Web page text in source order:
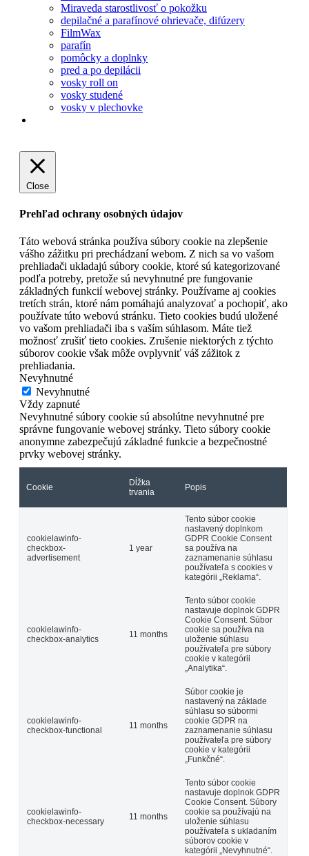
Miraveda starostlivosť o pokožku
depilačné a parafínové ohrievače, difúzery
FilmWax
parafín
pomôcky a doplnky
pred a po depilácii
vosky roll on
vosky studené
vosky v plechovke
Close
Prehľad ochrany osobných údajov
Táto webová stránka používa súbory cookie na zlepšenie
vášho zážitku pri prechádzaní webom. Z nich sa vo vašom
prehliadači ukladajú súbory cookie, ktoré sú kategorizované
podľa potreby, pretože sú nevyhnutné pre fungovanie
základných funkcií webovej stránky. Používame aj cookies
tretích strán, ktoré nám pomáhajú analyzovať a pochopiť, ako
používate túto webovú stránku. Tieto cookies budú uložené
vo vašom prehliadači iba s vaším súhlasom. Máte tiež
možnosť zrušiť tieto cookies. Zrušenie niektorých z týchto
súborov cookie však môže ovplyvniť váš zážitok z
prehliadania.
Nevyhnutné
Nevyhnutné
Vždy zapnuté
Nevyhnutné súbory cookie sú absolútne nevyhnutné pre
správne fungovanie webovej stránky. Tieto súbory cookie
anonymne zabezpečujú základné funkcie a bezpečnostné
prvky webovej stránky.
Cookie
Dĺžka
trvania
Popis
cookielawinfo-
checkbox-
advertisement
1 year
Tento súbor cookie
nastavený doplnkom
GDPR Cookie Consent
sa používa na
zaznamenanie súhlasu
používateľa s cookies v
kategórii „Reklama“.
cookielawinfo-
checkbox-analytics
11 months
Tento súbor cookie
nastavuje doplnok GDPR
Cookie Consent. Súbor
cookie sa používa na
uloženie súhlasu
používateľa pre súbory
cookie v kategórii
„Analytika“.
cookielawinfo-
checkbox-functional
11 months
Súbor cookie je
nastavený na základe
súhlasu so súbormi
cookie GDPR na
zaznamenanie súhlasu
používateľa pre súbory
cookie v kategórii
„Funkčné“.
cookielawinfo-
checkbox-necessary
11 months
Tento súbor cookie
nastavuje doplnok GDPR
Cookie Consent. Súbory
cookie sa používajú na
uloženie súhlasu
používateľa s ukladaním
súborov cookie v
kategórii „Nevyhnutné“.